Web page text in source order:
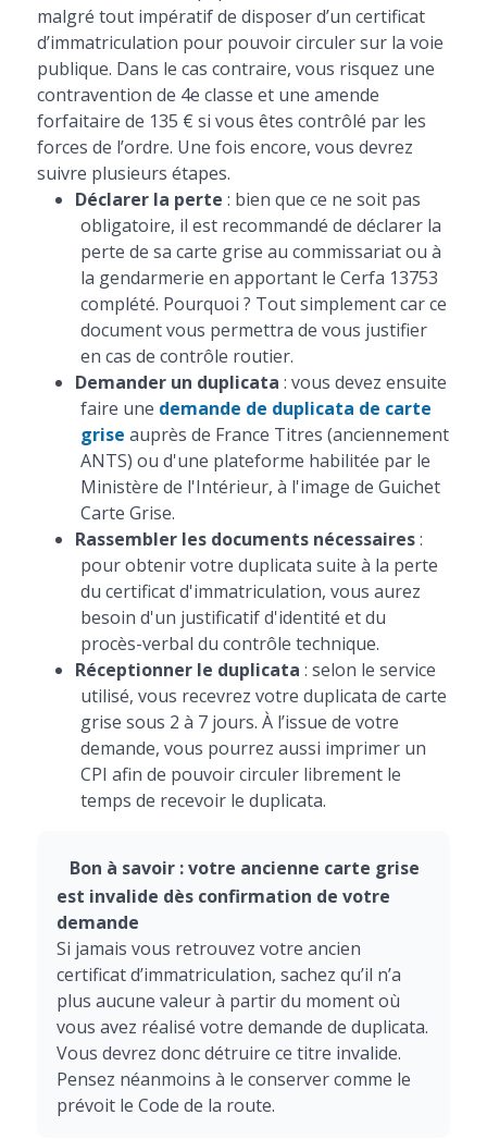
malgré tout impératif de disposer d’un certificat
d’immatriculation pour pouvoir circuler sur la voie
publique. Dans le cas contraire, vous risquez une
contravention de 4e classe et une amende
forfaitaire de 135 € si vous êtes contrôlé par les
forces de l’ordre. Une fois encore, vous devrez
suivre plusieurs étapes.
Déclarer la perte : bien que ce ne soit pas
obligatoire, il est recommandé de déclarer la
perte de sa carte grise au commissariat ou à
la gendarmerie en apportant le Cerfa 13753
complété. Pourquoi ? Tout simplement car ce
document vous permettra de vous justifier
en cas de contrôle routier.
Demander un duplicata : vous devez ensuite
faire une demande de duplicata de carte
grise auprès de France Titres (anciennement
ANTS) ou d'une plateforme habilitée par le
Ministère de l'Intérieur, à l'image de Guichet
Carte Grise.
Rassembler les documents nécessaires:
pour obtenir votre duplicata suite à la perte
du certificat d'immatriculation, vous aurez
besoin d'un justificatif d'identité et du
procès-verbal du contrôle technique.
Réceptionner le duplicata : selon le service
utilisé, vous recevrez votre duplicata de carte
grise sous 2 à 7 jours. À l’issue de votre
demande, vous pourrez aussi imprimer un
CPI afin de pouvoir circuler librement le
temps de recevoir le duplicata.
Bon à savoir : votre ancienne carte grise
est invalide dès confirmation de votre
demande
Si jamais vous retrouvez votre ancien
certificat d’immatriculation, sachez qu’il n’a
plus aucune valeur à partir du moment où
vous avez réalisé votre demande de duplicata.
Vous devrez donc détruire ce titre invalide.
Pensez néanmoins à le conserver comme le
prévoit le Code de la route.